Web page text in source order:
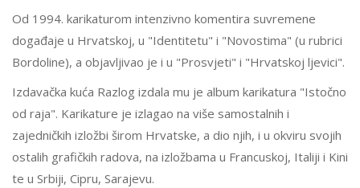
Od 1994. karikaturom intenzivno komentira suvremene
događaje u Hrvatskoj, u "Identitetu" i "Novostima" (u rubrici
Bordoline), a objavljivao je i u "Prosvjeti" i "Hrvatskoj ljevici".
Izdavačka kuća Razlog izdala mu je album karikatura "Istočno
od raja". Karikature je izlagao na više samostalnih i
zajedničkih izložbi širom Hrvatske, a dio njih, i u okviru svojih
ostalih grafičkih radova, na izložbama u Francuskoj, Italiji i Kini
te u Srbiji, Cipru, Sarajevu.